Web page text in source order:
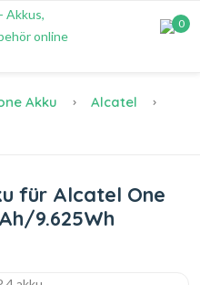
0
Akku
Alcatel
für Alcatel One
9.625Wh